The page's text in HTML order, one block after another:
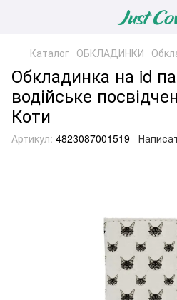
Каталог ОБКЛАДИНКИ
Обкладинка на id
водійське
Коти
Артикул: 4823087001519